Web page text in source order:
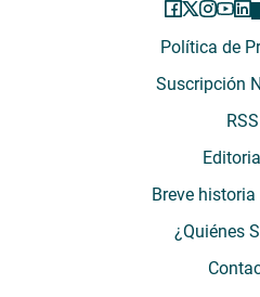
Política de
Suscripción
RSS
Breve
¿Quiénes